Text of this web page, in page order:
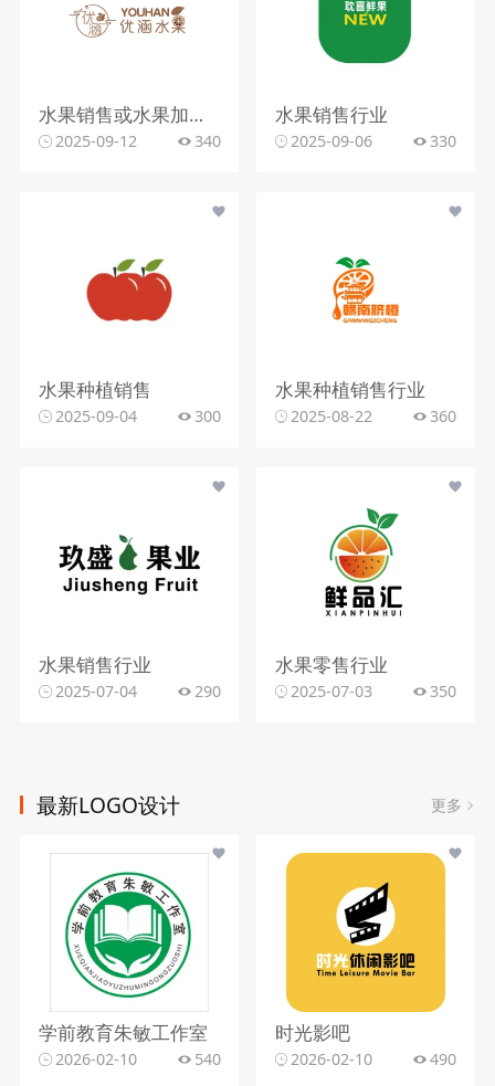
水果销售或水果加工行业
2025-09-12 340
水果销售行业
2025-09-06 330
水果种植销售
2025-09-04 300
水果种植销售行业
2025-08-22 360
水果销售行业
2025-07-04 290
水果零售行业
2025-07-03 350
最新LOGO设计 更多
学前教育朱敏工作室
2026-02-10 540
时光影吧
2026-02-10 490